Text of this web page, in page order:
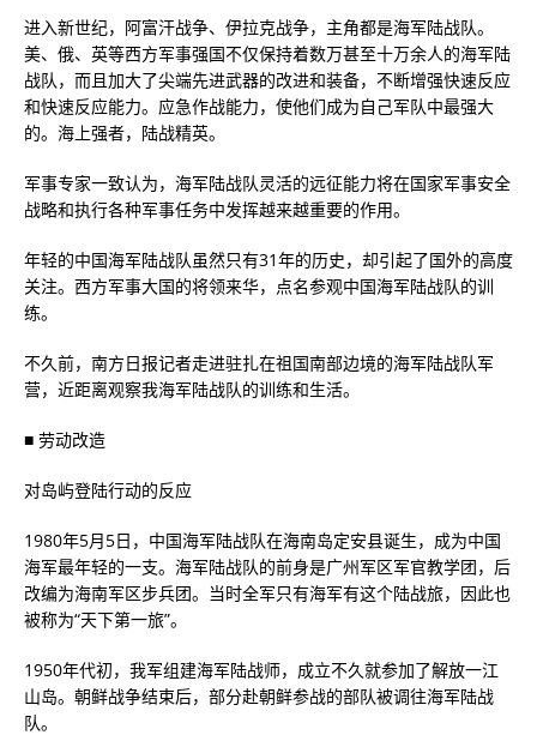
进入新世纪，阿富汗战争、伊拉克战争，主角都是海军陆战队。
美、俄、英等西方军事强国不仅保持着数万甚至十万余人的海军陆
战队，而且加大了尖端先进武器的改进和装备，不断增强快速反应
和快速反应能力。应急作战能力，使他们成为自己军队中最强大
的。海上强者，陆战精英。
军事专家一致认为，海军陆战队灵活的远征能力将在国家军事安全
战略和执行各种军事任务中发挥越来越重要的作用。
年轻的中国海军陆战队虽然只有31年的历史，却引起了国外的高度
关注。西方军事大国的将领来华，点名参观中国海军陆战队的训
练。
不久前，南方日报记者走进驻扎在祖国南部边境的海军陆战队军
营，近距离观察我海军陆战队的训练和生活。
■ 劳动改造
对岛屿登陆行动的反应
1980年5月5日，中国海军陆战队在海南岛定安县诞生，成为中国
海军最年轻的一支。海军陆战队的前身是广州军区军官教学团，后
改编为海南军区步兵团。当时全军只有海军有这个陆战旅，因此也
被称为“天下第一旅”。
1950年代初，我军组建海军陆战师，成立不久就参加了解放一江
山岛。朝鲜战争结束后，部分赴朝鲜参战的部队被调往海军陆战
队。